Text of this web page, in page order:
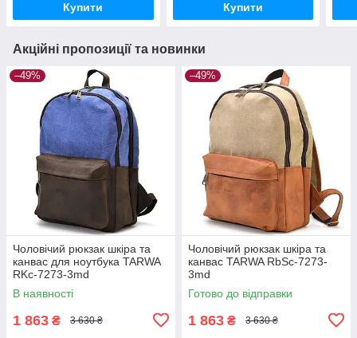
Купити Купити
Акційні пропозиції та новинки
–49%
Чоловічий рюкзак шкіра та
канвас для ноутбука TARWA
RKc-7273-3md
В наявності
1 863 ₴ 3 630 ₴
–49%
Чоловічий рюкзак шкіра та
канвас TARWA RbSc-7273-
3md
Готово до відправки
1 863 ₴ 3 630 ₴